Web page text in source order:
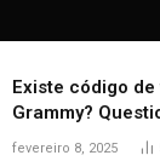
Existe código
Grammy?
após Bianca
fevereiro 8, 2025